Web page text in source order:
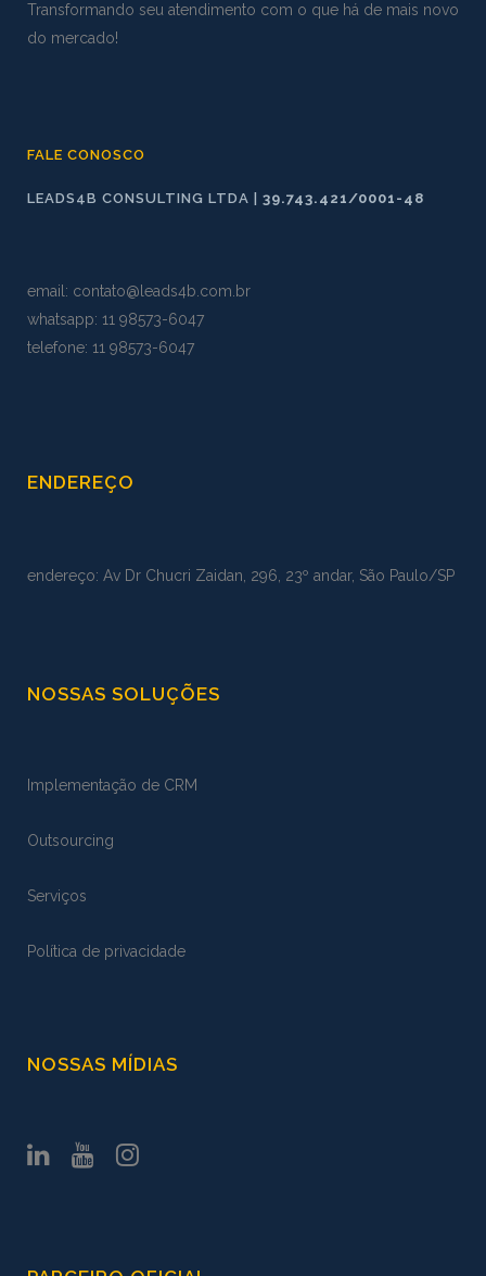
Transformando seu atendimento com o que há de mais novo
do mercado!
FALE CONOSCO
LEADS4B CONSULTING LTDA | 39.743.421/0001-48
email: contato@leads4b.com.br
whatsapp: 11 98573-6047
telefone: 11 98573-6047
ENDEREÇO
endereço: Av Dr Chucri Zaidan, 296, 23º andar, São Paulo/SP
NOSSAS SOLUÇÕES
Implementação de CRM
Outsourcing
Serviços
Política de privacidade
NOSSAS MÍDIAS